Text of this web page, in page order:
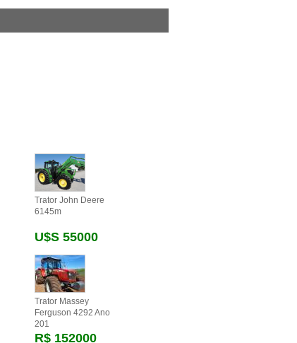
Trator John Deere
6145m
U$s 55000
Trator Massey
Ferguson 4292 Ano
201
R$ 152000